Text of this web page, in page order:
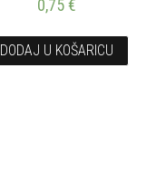
0,75€
DODAJ U KOŠARICU